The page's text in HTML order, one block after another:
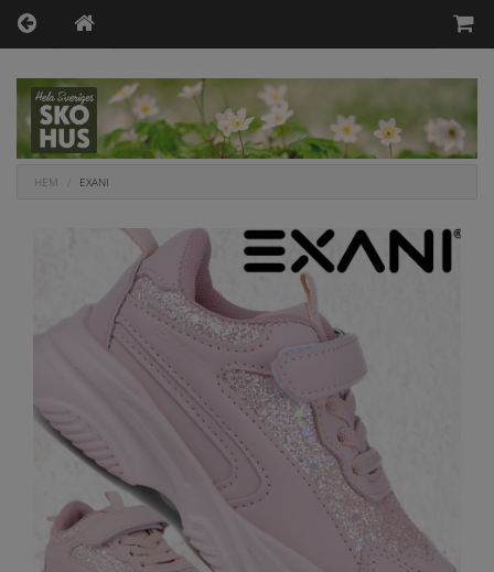
HEM EXANI